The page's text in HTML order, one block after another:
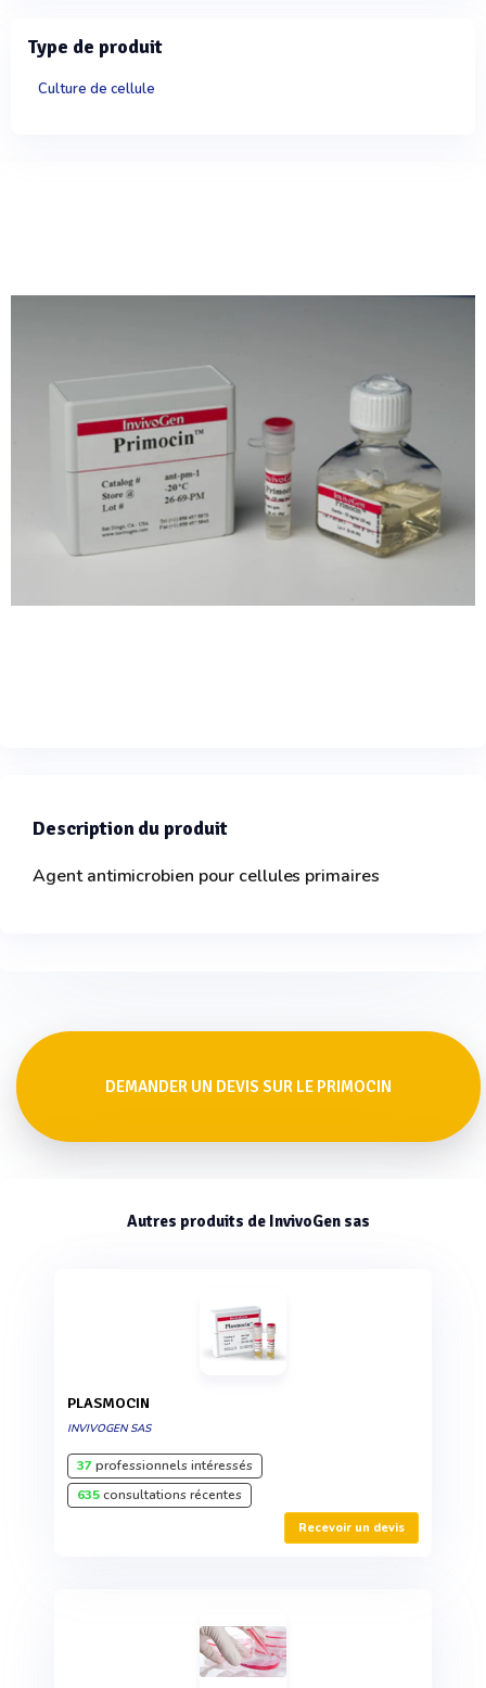
Description du produit
Agent antimicrobien pour cellules primaires
Type de produit
Culture de cellule
DEMANDER UN DEVIS SUR LE PRIMOCIN
Autres produits de InvivoGen sas
PLASMOCIN
INVIVOGEN SAS
37professionnels intéressés
635consultations récentes
Recevoir un devis